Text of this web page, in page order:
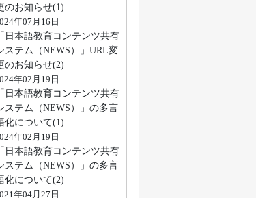
のお知らせ(1)
年07月16日
「日本語教育コンテンツ共有
ステム（NEWS）」URL変
のお知らせ(2)
年02月19日
「日本語教育コンテンツ共有
ステム（NEWS）」の多言
化について(1)
年02月19日
「日本語教育コンテンツ共有
ステム（NEWS）」の多言
化について(2)
年04月27日